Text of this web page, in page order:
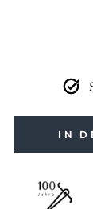
IN